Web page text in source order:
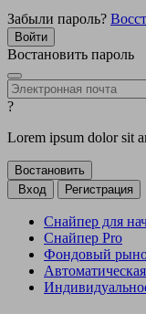
Забыли пароль?
Востановить пароль
?
Lorem ipsum dolor sit
Вход Регистрация
Снайпер для
Снайпер Pro
Фондовый